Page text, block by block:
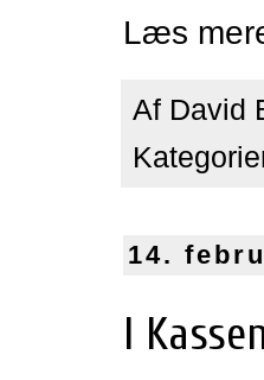
Læs
Af David
14.
I